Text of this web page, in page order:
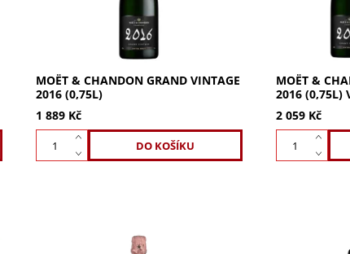
MOËT & CHANDON GRAND VINTAGE
2016 (0,75L)
1 889 Kč
MOËT &
2016 (0,75L)
2 059 Kč